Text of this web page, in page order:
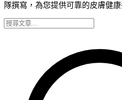
隊撰寫，為您提供可靠的皮膚健康